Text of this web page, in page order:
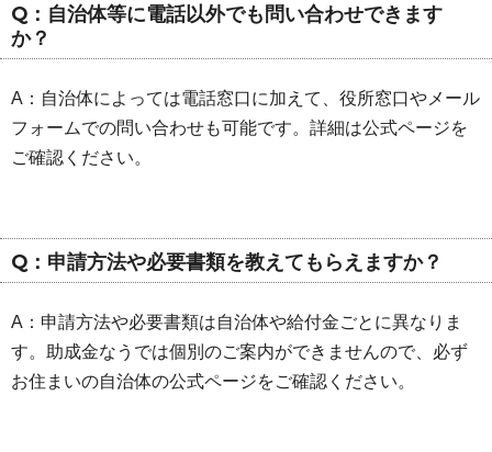
Q：自治体等に電話以外でも問い合わせできます
か？
A：自治体によっては電話窓口に加えて、役所窓口やメール
フォームでの問い合わせも可能です。詳細は公式ページを
ご確認ください。
Q：申請方法や必要書類を教えてもらえますか？
A：申請方法や必要書類は自治体や給付金ごとに異なりま
す。助成金なうでは個別のご案内ができませんので、必ず
お住まいの自治体の公式ページをご確認ください。